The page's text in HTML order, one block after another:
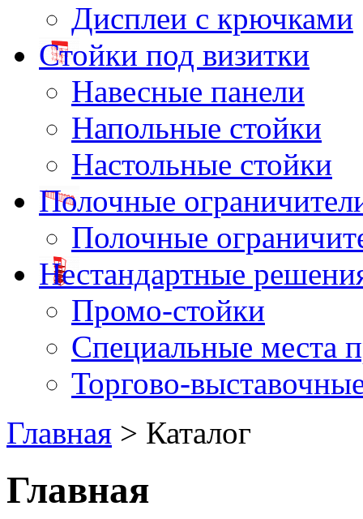
Дисплеи с крючками
Стойки под визитки
Навесные панели
Напольные стойки
Настольные стойки
Полочные
Полочные
Нестандартные
Промо-стойки
Специальные места
Торгово-
Главная > Каталог
Главная